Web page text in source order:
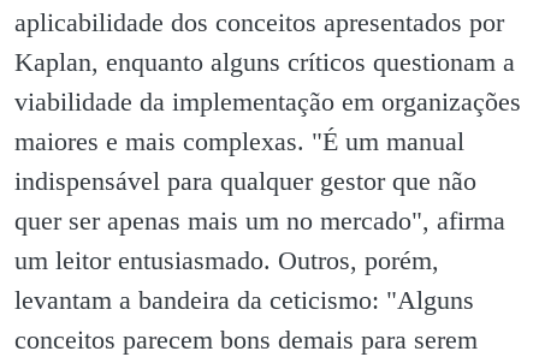
aplicabilidade dos conceitos apresentados por
Kaplan, enquanto alguns críticos questionam a
viabilidade da implementação em organizações
maiores e mais complexas. "É um manual
indispensável para qualquer gestor que não
quer ser apenas mais um no mercado", afirma
um leitor entusiasmado. Outros, porém,
levantam a bandeira da ceticismo: "Alguns
conceitos parecem bons demais para serem